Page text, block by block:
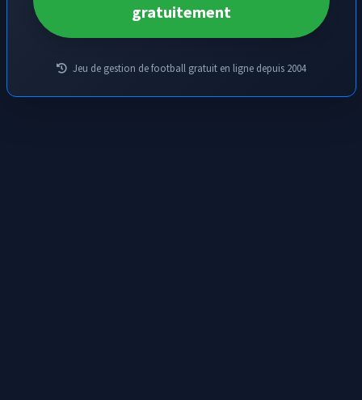
gratuitement
Jeu de gestion de football gratuit en ligne depuis 2004